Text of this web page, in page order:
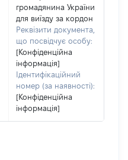
громадянина України
для виїзду за кордон
Реквізити документа,
що посвідчує особу:
[Конфіденційна
інформація]
Ідентифікаційний
номер (за наявності):
[Конфіденційна
інформація]